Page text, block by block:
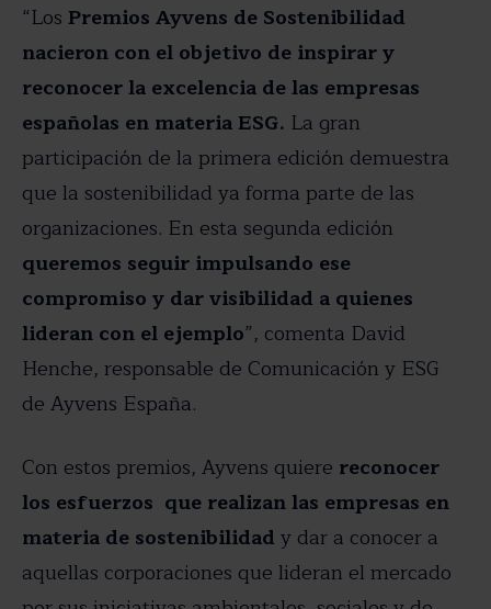
“Los Premios Ayvens de Sostenibilidad
nacieron con el objetivo de inspirar y
reconocer la excelencia de las empresas
españolas en materia ESG. La gran
participación de la primera edición demuestra
que la sostenibilidad ya forma parte de las
organizaciones. En esta segunda edición
queremos seguir impulsando ese
compromiso y dar visibilidad a quienes
lideran con el ejemplo”, comenta David
Henche, responsable de Comunicación y ESG
de Ayvens España.
Con estos premios, Ayvens quiere reconocer
los esfuerzos que realizan las empresas en
materia de sostenibilidad y dar a conocer a
aquellas corporaciones que lideran el mercado